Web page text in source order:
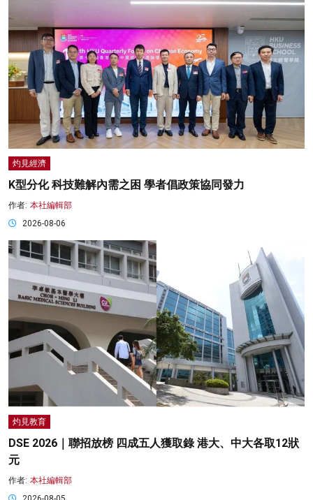
灼見經濟
K型分化 科技難解內需之困 學者倡政策協同發力
作者: 本社編輯部
2026-08-06
灼見教育
DSE 2026｜聯招放榜 四成五人獲取錄 港大、中大各取12狀
元
作者: 本社編輯部